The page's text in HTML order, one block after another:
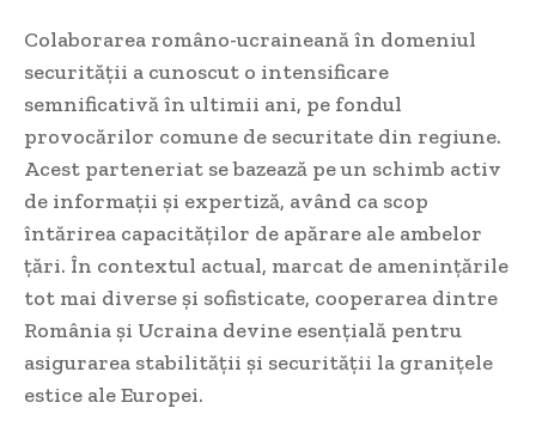
Colaborarea româno-ucraineană în domeniul
securității a cunoscut o intensificare
semnificativă în ultimii ani, pe fondul
provocărilor comune de securitate din regiune.
Acest parteneriat se bazează pe un schimb activ
de informații și expertiză, având ca scop
întărirea capacităților de apărare ale ambelor
țări. În contextul actual, marcat de amenințările
tot mai diverse și sofisticate, cooperarea dintre
România și Ucraina devine esențială pentru
asigurarea stabilității și securității la granițele
estice ale Europei.